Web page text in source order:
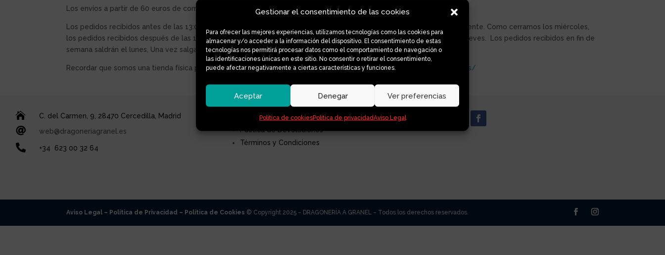
Gestionar el consentimiento de las cookies
Para ofrecer las mejores experiencias, utilizamos tecnologías como las cookies para
almacenar y/o acceder a la información del dispositivo. El consentimiento de estas
tecnologías nos permitirá procesar datos como el comportamiento de navegación o
las identificaciones únicas en este sitio. No consentir o retirar el consentimiento,
puede afectar negativamente a ciertas características y funciones.
Aceptar Denegar Ver preferencias
Política de cookiesPolítica de privacidadAviso Legal
Los envíos a partir de 60 euros de compra serán gratuitos. El resto tendrán un coste de 4,95 euros.
Los pedidos recibidos antes de las 13:00 se podrán enviar es misma mañana, los recibidos más tarde saldrán al día siguiente. Como cerramos los miércoles,
los pedidos recibidos después de las 13:00 del martes saldrán el jueves, los pedidos recibidos el miércoles saldrán el jueves. Los pedidos recibidos en fin de
semana saldrán el lunes, Una vez salga de nuestra tienda tardara 1 o 2 días laborales.
Recordar que somos una tienda física para más información visitarhttps://www.dragoneriagranel.es/como-funcionamos/
 C. del Carmen, 9, 28470 Cercedilla, Madrid
 web@dragoneriagranel.es
 +34 623 00 32 64
Envíos
Política de Devoluciones
Términos y Condiciones
Aviso Legal – Política de Privacidad – Política de Cookies © Copyright 2025 – DRAGONERÍA A GRANEL – Todos los derechos reservados.